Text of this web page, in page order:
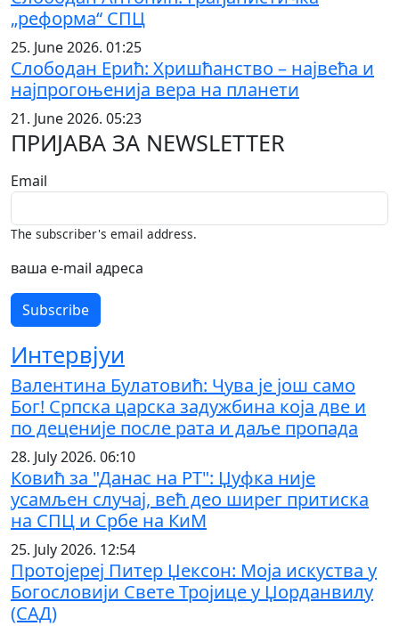
„реформа“ СПЦ
25. June 2026. 01:25
Слободан Ерић: Хришћанство – највећа и
најпрогоњенија вера на планети
21. June 2026. 05:23
ПРИЈАВА ЗА NEWSLETTER
Email
The subscriber's email address.
ваша е-mail адреса
Интервјуи
Валентина Булатовић: Чува је још само
Бог! Српска царска задужбина која две и
по деценије после рата и даље пропада
28. July 2026. 06:10
Ковић за "Данас на РТ": Џуфка није
усамљен случај, већ део ширег притиска
на СПЦ и Србе на КиМ
25. July 2026. 12:54
Протојереј Питер Џексон: Моја искуства у
Богословији Свете Тројице у Џорданвилу
(САД)